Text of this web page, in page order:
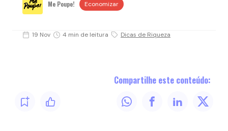
Me Poupe! Economizar
19 Nov 4 min de leitura Dicas de Riqueza
Compartilhe este conteúdo: